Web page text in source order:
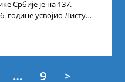
Србије је на 137.
године усвојио Листу
… 9 >